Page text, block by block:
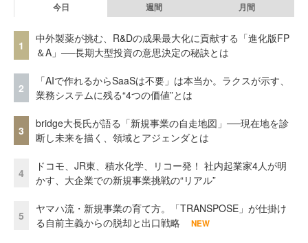
今日 週間 月間
1
中外製薬が挑む、R&Dの成果最大化に貢献する「進化版FP
＆A」──長期大型投資の意思決定の秘訣とは
2
「AIで作れるからSaaSは不要」は本当か。ラクスが示す、
業務システムに残る“4つの価値”とは
3
bridge大長氏が語る「新規事業の自走地図」──現在地を診
断し未来を描く、領域とアジェンダとは
4
ドコモ、JR東、積水化学、リコー発！ 社内起業家4人が明
かす、大企業での新規事業挑戦の“リアル”
5
ヤマハ流・新規事業の育て方。「TRANSPOSE」が仕掛け
る自前主義からの脱却と出口戦略
NEW